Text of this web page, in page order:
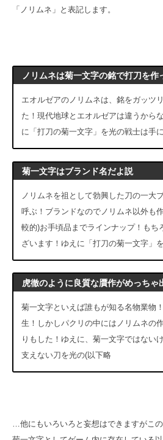
「ノリムネ」と表記します。
ノリムネは菊一文字の銘で打刀を作
エオルゼアのノリムネは、銘をガッツ
た！現代地球とエオルゼアは違うから
に「打刀の菊一文字」を光の戦士は手
菊一文字はブランド名だよ説
ノリムネを祖として勃興した刀の一大
呼ぶ！ブランドなのでノリムネ以外も
較的)お手頃品までラインナップ！もち
ざいます！ゆえに「打刀の菊一文字」
虎徹のように良質な贋作がめっちゃ
菊一文字といえば誰もが知る名物業物
生！しかしパクリの中にはノリムネの
りもした！ゆえに、菊一文字ではない
支えない刀を光の(以下略
…他にもいろいろと妄想はできますがこの